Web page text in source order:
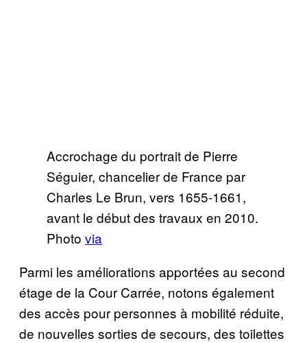
Accrochage du portrait de Pierre
Séguier, chancelier de France par
Charles Le Brun, vers 1655-1661,
avant le début des travaux en 2010.
Photo via
Parmi les améliorations apportées au second
étage de la Cour Carrée, notons également
des accès pour personnes à mobilité réduite,
de nouvelles sorties de secours, des toilettes